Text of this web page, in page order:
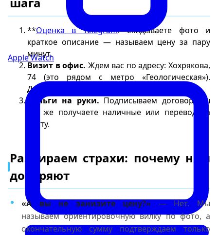
Apple Watch
**Оценка в Telegram. Скидываете фото и
краткое описание — называем цену за пару
минут.
Визит в офис. Ждем вас по адресу: Хохрякова,
74 (это рядом с метро «Геологическая»).
Диагностика займет всего 10–15 минут.
Деньги на руки. Подписываем договор, вы
тут же получаете наличные или перевод на
карту.
Разбираем страхи: почему нам
доверяют
«А вы не занизите цену?» — Нет. Мы
называем ориентировочную вилку по фото, а
окончательную сумму подтверждаем только